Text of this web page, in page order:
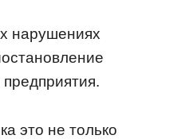
нарушениях
это не только